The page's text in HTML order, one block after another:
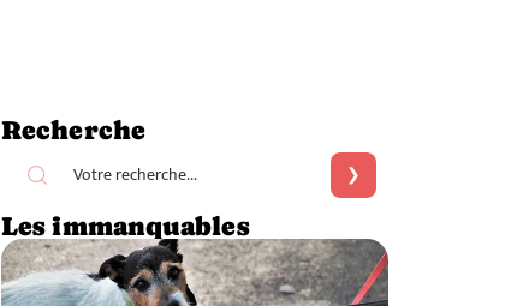
Recherche
Les immanquables